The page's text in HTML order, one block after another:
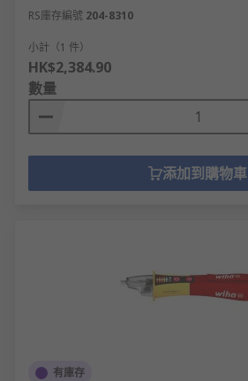
RS庫存編號 204-8310
小計（1 件）
HK$2,384.90
數量
添加到購物車
有庫存